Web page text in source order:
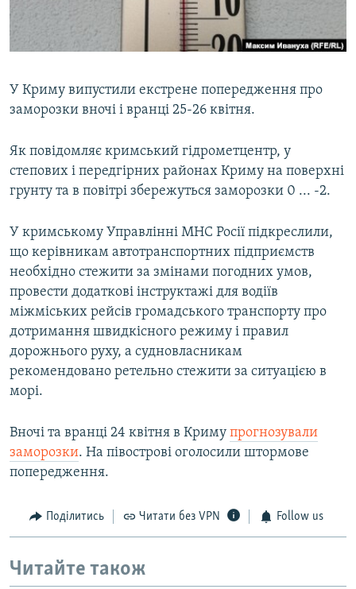
ВІДЕОУРОКИ «ELIFBE»
СВІДЧЕННЯ ОКУПАЦІЇ
ІНФОГРАФІКА
Русский
Qırımtatar
ДОЛУЧАЙСЯ!
Усі сайти RFE/RL
У Криму випустили екстрене попередження про
заморозки вночі і вранці 25-26 квітня.
Як повідомляє кримський гідрометцентр, у
степових і передгірних районах Криму на поверхні
грунту та в повітрі збережуться заморозки 0 ... -2.
У кримському Управлінні МНС Росії підкреслили,
що керівникам автотранспортних підприємств
необхідно стежити за змінами погодних умов,
провести додаткові інструктажі для водіїв
міжміських рейсів громадського транспорту про
дотримання швидкісного режиму і правил
дорожнього руху, а судновласникам
рекомендовано ретельно стежити за ситуацією в
морі.
Вночі та вранці 24 квітня в Криму прогнозували
заморозки. На півострові оголосили штормове
попередження.
Поділитись Читати без VPN Follow us
Читайте також